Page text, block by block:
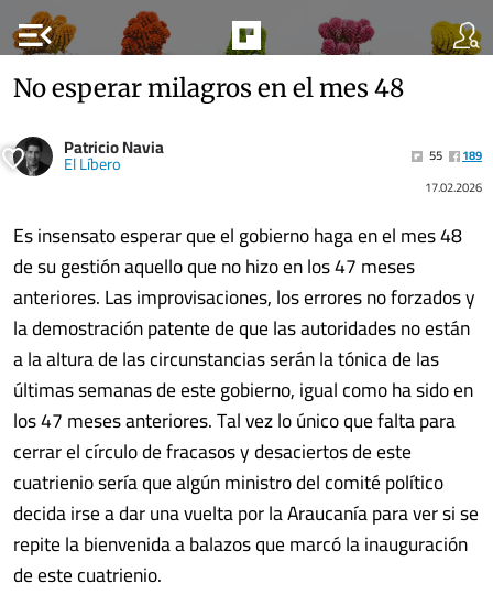
menu_open
No esperar milagros en el mes 48
Patricio Navia
El Líbero 55
189
17.02.2026
Es insensato esperar que el gobierno haga en el mes 48
de su gestión aquello que no hizo en los 47 meses
anteriores. Las improvisaciones, los errores no forzados y
la demostración patente de que las autoridades no están
a la altura de las circunstancias serán la tónica de las
últimas semanas de este gobierno, igual como ha sido en
los 47 meses anteriores. Tal vez lo único que falta para
cerrar el círculo de fracasos y desaciertos de este
cuatrienio sería que algún ministro del comité político
decida irse a dar una vuelta por la Araucanía para ver si se
repite la bienvenida a balazos que marcó la inauguración
de este cuatrienio.